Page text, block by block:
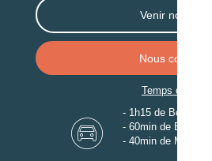
Venir nous voir
Nous contacter
Temps de trajet
- 1h15 de Bordeaux
- 60min de Biarritz
- 40min de Mont-